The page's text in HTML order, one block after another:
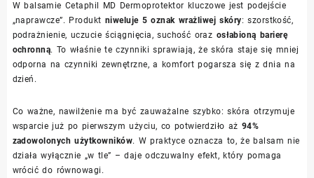
W balsamie Cetaphil MD Dermoprotektor kluczowe jest podejście
„naprawcze”. Produkt niweluje 5 oznak wrażliwej skóry: szorstkość,
podrażnienie, uczucie ściągnięcia, suchość oraz osłabioną barierę
ochronną. To właśnie te czynniki sprawiają, że skóra staje się mniej
odporna na czynniki zewnętrzne, a komfort pogarsza się z dnia na
dzień.
Co ważne, nawilżenie ma być zauważalne szybko: skóra otrzymuje
wsparcie już po pierwszym użyciu, co potwierdziło aż 94%
zadowolonych użytkowników. W praktyce oznacza to, że balsam nie
działa wyłącznie „w tle” – daje odczuwalny efekt, który pomaga
wrócić do równowagi.